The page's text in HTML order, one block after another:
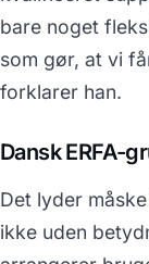
bare noget
som gør, at vi
forklarer han.
Dansk ERFA-
Det lyder
ikke uden